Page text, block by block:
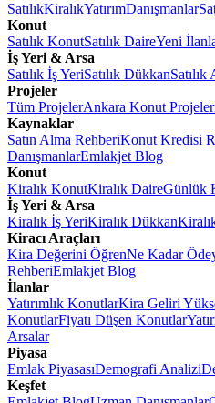
SatılıkKiralıkYatırımDanışmanlar
Konut
Satılık KonutSatılık DaireYeni
İş Yeri & Arsa
Satılık İş YeriSatılık DükkanSatılık
Projeler
Tüm ProjelerAnkara Konut
Kaynaklar
Satın Alma RehberiKonut Kredisi
DanışmanlarEmlakjet Blog
Konut
Kiralık KonutKiralık DaireGünlük
İş Yeri & Arsa
Kiralık İş YeriKiralık Dükkan
Kiracı Araçları
Kira Değerini ÖğrenNe Kadar
RehberiEmlakjet Blog
İlanlar
Yatırımlık KonutlarKira Geliri
KonutlarFiyatı Düşen Konutlar
Arsalar
Piyasa
Emlak PiyasasıDemografi Analizi
Keşfet